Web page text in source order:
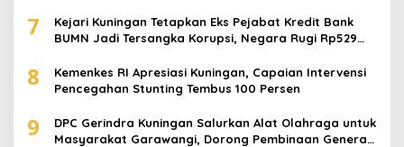
7
Kejari Kuningan Tetapkan Eks Pejabat Kredit Bank
BUMN Jadi Tersangka Korupsi, Negara Rugi Rp529
8
Kemenkes RI Apresiasi Kuningan, Capaian Intervensi
Pencegahan Stunting Tembus 100 Persen
9
DPC Gerindra Kuningan Salurkan Alat Olahraga untuk
Masyarakat Garawangi, Dorong Pembinaan Generasi